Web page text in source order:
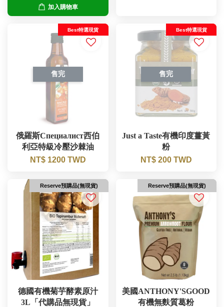
加入購物車
售完
Best特選現貨
俄羅斯Специалист西伯
利亞特級冷壓沙棘油
NT$ 1200 TWD
售完
Best特選現貨
Just a Taste有機印度薑黃
粉
NT$ 200 TWD
Reserve預購品(無現貨)
德國有機菊芋酵素原汁
3L「代購品無現貨」
Reserve預購品(無現貨)
美國ANTHONY'SGOOD
有機無麩質葛粉